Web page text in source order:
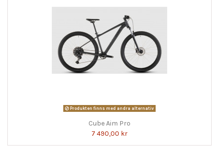
Produkten finns med andra alternativ
Cube Aim Pro
7 490,00 kr